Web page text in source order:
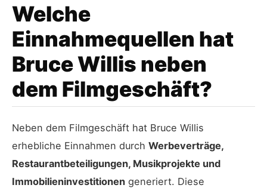
Welche
Einnahmequellen hat
Bruce Willis neben
dem Filmgeschäft?
Neben dem Filmgeschäft hat Bruce Willis
erhebliche Einnahmen durch Werbeverträge,
Restaurantbeteiligungen, Musikprojekte und
Immobilieninvestitionen generiert. Diese